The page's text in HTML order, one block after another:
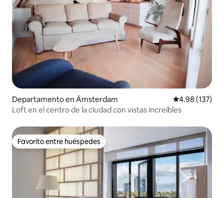
Departamento en Ámsterdam Calificación
4.98 (137)
Loft en el centro de la ciudad con vistas increíbles
Favorito entre huéspedes
Favorito entre huéspedes